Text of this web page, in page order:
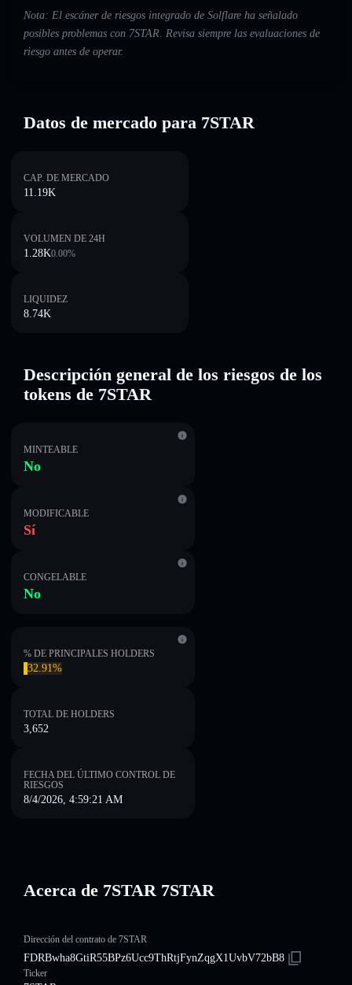
Nota: El escáner de riesgos integrado de Solflare ha señalado
posibles problemas con 7STAR. Revisa siempre las evaluaciones de
riesgo antes de operar.
Datos de mercado para 7STAR
CAP. DE MERCADO
11.19K
VOLUMEN DE 24H
1.28K0.00%
LIQUIDEZ
8.74K
Descripción general de los riesgos de los
tokens de 7STAR
MINTEABLE
No
MODIFICABLE
Sí
CONGELABLE
No
% DE PRINCIPALES HOLDERS
32.91%
TOTAL DE HOLDERS
3,652
FECHA DEL ÚLTIMO CONTROL DE
RIESGOS
8/4/2026, 4:59:21 AM
Acerca de 7STAR 7STAR
Dirección del contrato de 7STAR
FDRBwha8GtiR55BPz6Ucc9ThRtjFynZqgX1UvbV72bB8
Ticker